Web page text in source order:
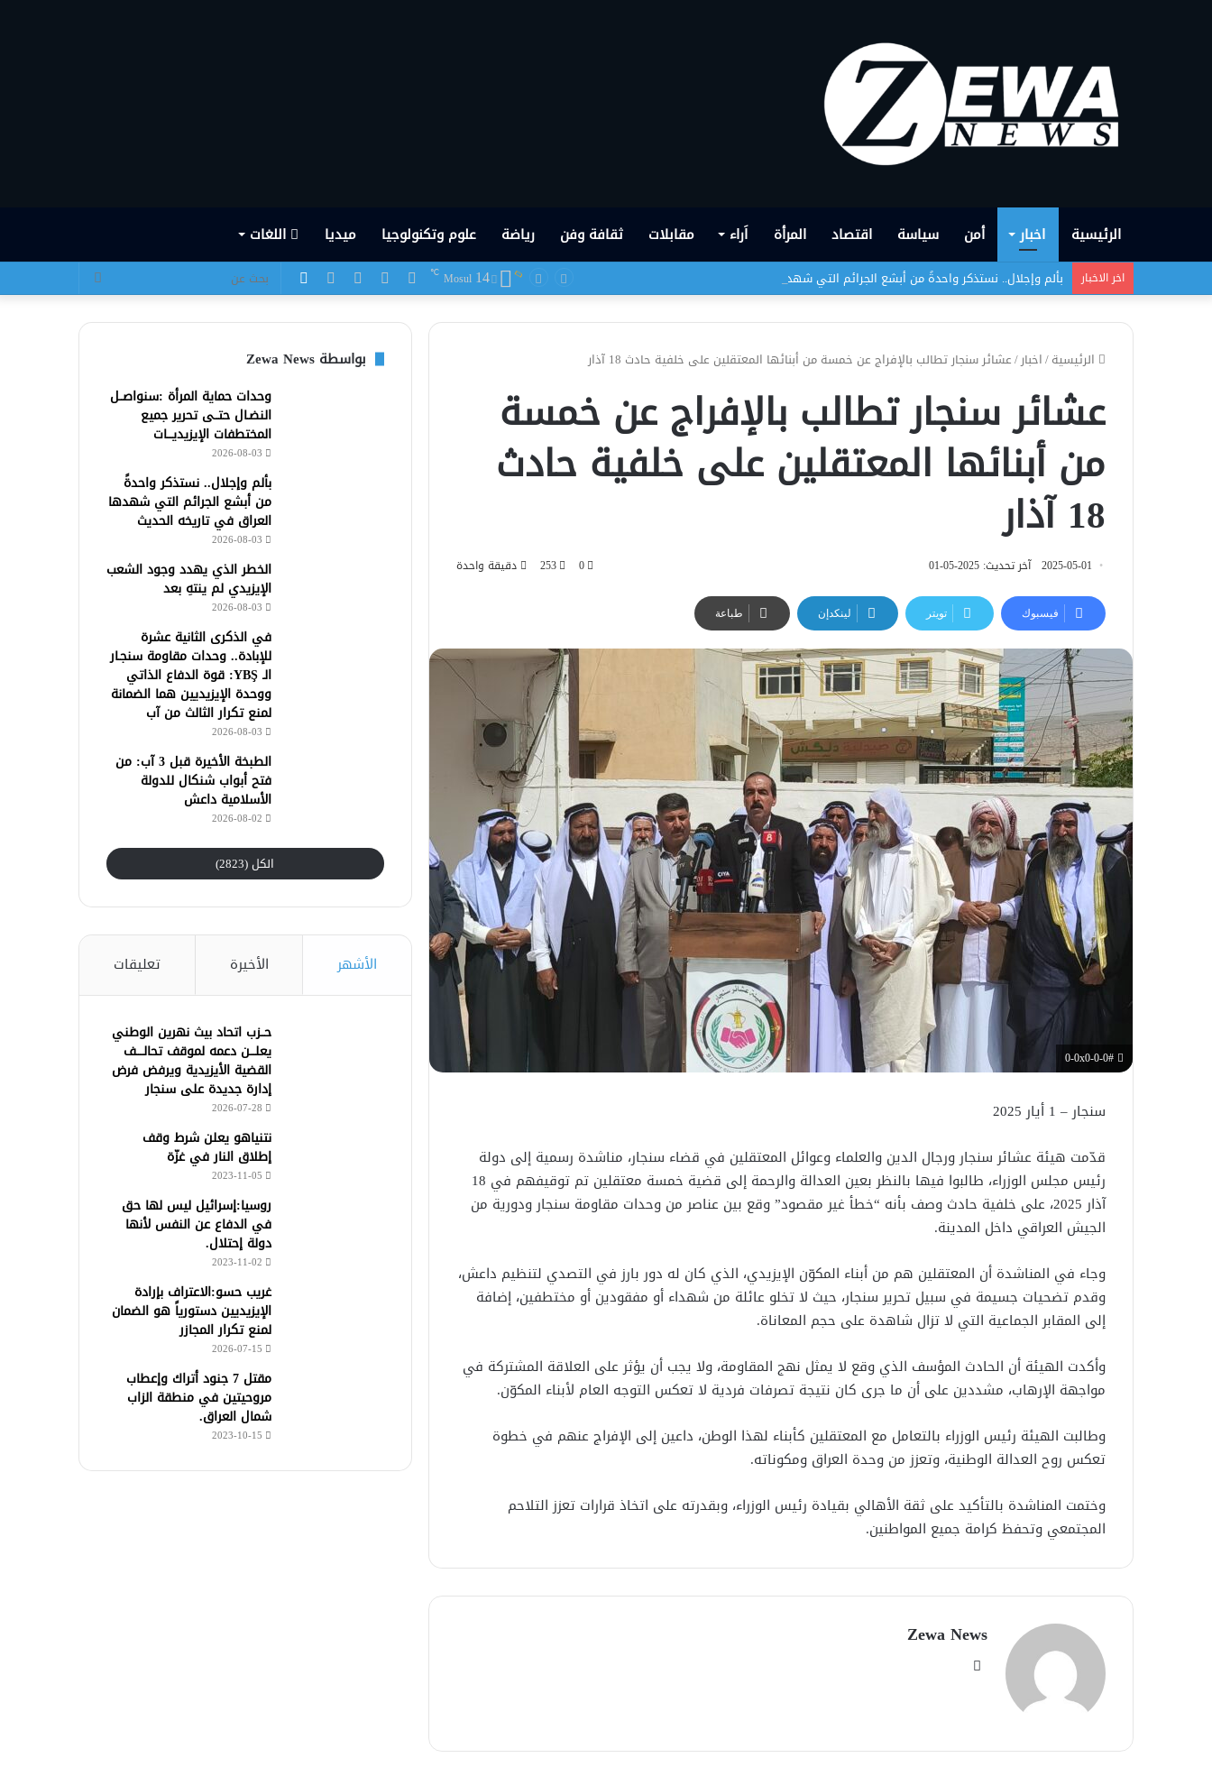
الرئيسية اخبار أمن سياسة اقتصاد المرأة اَراء مقابلات ثقافة وفن رياضة علوم وتكنولوجيا ميديا اللغات
اخر الاخبار بألم وإجلال.. نستذكر واحدةً من أبشع الجرائم التي شهدها العراق في تاريخه الحديث
الوضعانستقرام يوتيوب تويتر
فيسبوك Mosul 14
℃
الرئيسية/اخبار/عشائر سنجار تطالب بالإفراج عن خمسة من أبنائها المعتقلين على خلفية حادث 18 آذار
عشائر سنجار تطالب بالإفراج عن خمسة
من أبنائها المعتقلين على خلفية حادث
18 آذار
2025-05-01 آخر تحديث: 2025-05-01 0
253 دقيقة واحدة
فيسبوك تويتر لينكدإن طباعة
سنجار – 1 أيار 2025
قدّمت هيئة عشائر سنجار ورجال الدين والعلماء وعوائل المعتقلين في قضاء سنجار، مناشدة رسمية إلى دولة
رئيس مجلس الوزراء، طالبوا فيها بالنظر بعين العدالة والرحمة إلى قضية خمسة معتقلين تم توقيفهم في 18
آذار 2025، على خلفية حادث وصف بأنه “خطأ غير مقصود” وقع بين عناصر من وحدات مقاومة سنجار ودورية من
الجيش العراقي داخل المدينة.
وجاء في المناشدة أن المعتقلين هم من أبناء المكوّن الإيزيدي، الذي كان له دور بارز في التصدي لتنظيم داعش،
وقدم تضحيات جسيمة في سبيل تحرير سنجار، حيث لا تخلو عائلة من شهداء أو مفقودين أو مختطفين، إضافة
إلى المقابر الجماعية التي لا تزال شاهدة على حجم المعاناة.
وأكدت الهيئة أن الحادث المؤسف الذي وقع لا يمثل نهج المقاومة، ولا يجب أن يؤثر على العلاقة المشتركة في
مواجهة الإرهاب، مشددين على أن ما جرى كان نتيجة تصرفات فردية لا تعكس التوجه العام لأبناء المكوّن.
وطالبت الهيئة رئيس الوزراء بالتعامل مع المعتقلين كأبناء لهذا الوطن، داعين إلى الإفراج عنهم في خطوة
تعكس روح العدالة الوطنية، وتعزز من وحدة العراق ومكوناته.
وختمت المناشدة بالتأكيد على ثقة الأهالي بقيادة رئيس الوزراء، وبقدرته على اتخاذ قرارات تعزز التلاحم
المجتمعي وتحفظ كرامة جميع المواطنين.
Zewa News
بواسطة Zewa News
وحدات حماية المرأة :سنواصــل
النضـال حتــى تحرير جميع
المختطفات الإيزيديـــات
2026-08-03
بألم وإجلال.. نستذكر واحدةً
من أبشع الجرائم التي شهدها
العراق في تاريخه الحديث
2026-08-03
الخطر الذي يهدد وجود الشعب
الإيزيدي لم ينتهِ بعد
2026-08-03
في الذكرى الثانية عشرة
للإبادة.. وحدات مقاومة سنجـار
الـ YBŞ: قوة الدفاع الذاتي
ووحدة الإيزيديين هما الضمانة
لمنع تكرار الثالث من آب
2026-08-03
الطبخة الأخيرة قبل 3 آب: من
فتح أبواب شنكال للدولة
الأسلامية داعش
2026-08-02
الكل (2823)
الأشهر الأخيرة تعليقات
حــزب اتحاد بيث نهرين الوطني
يعلـــن دعمه لموقف تحالــــف
القضية الأيزيدية ويرفض فرض
إدارة جديدة على سنجار
2026-07-28
نتنياهو يعلن شرط وقف
إطلاق النار في غزّة
2023-11-05
روسيا:إسرائيل ليس لها حق
في الدفاع عن النفس لأنها
دولة إحتلال.
2023-11-02
غريب حسو:الاعتراف بإرادة
الإيزيديين دستورياً هو الضمان
لمنع تكرار المجازر
2026-07-15
مقتل 7 جنود أتراك وإعطاب
مروحيتين في منطقة الزاب
شمال العراق.
2023-10-15